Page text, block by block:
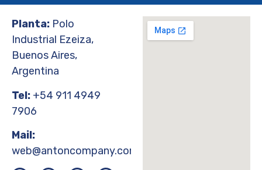
Planta: Polo
Industrial Ezeiza,
Buenos Aires,
Argentina
Tel: +54 911 4949
7906
Mail:
web@antoncompany.com.ar